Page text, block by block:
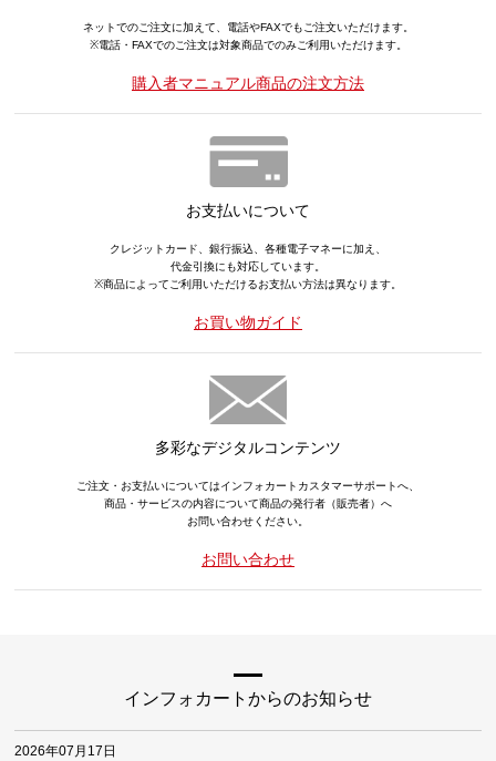
ネットでのご注文に加えて、電話やFAXでもご注文いただけます。
※電話・FAXでのご注文は対象商品でのみご利用いただけます。
購入者マニュアル商品の注文方法
お支払いについて
クレジットカード、銀行振込、各種電子マネーに加え、
代金引換にも対応しています。
※商品によってご利用いただけるお支払い方法は異なります。
お買い物ガイド
多彩なデジタルコンテンツ
ご注文・お支払いについてはインフォカートカスタマーサポートへ、
商品・サービスの内容について商品の発行者（販売者）へ
お問い合わせください。
お問い合わせ
インフォカートからのお知らせ
2026年07月17日